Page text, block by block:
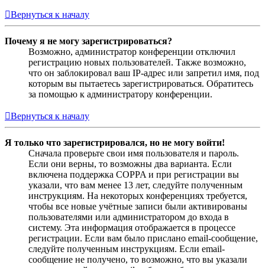
Вернуться к началу
Почему я не могу зарегистрироваться?
Возможно, администратор конференции отключил
регистрацию новых пользователей. Также возможно,
что он заблокировал ваш IP-адрес или запретил имя, под
которым вы пытаетесь зарегистрироваться. Обратитесь
за помощью к администратору конференции.
Вернуться к началу
Я только что зарегистрировался, но не могу войти!
Сначала проверьте свои имя пользователя и пароль.
Если они верны, то возможны два варианта. Если
включена поддержка COPPA и при регистрации вы
указали, что вам менее 13 лет, следуйте полученным
инструкциям. На некоторых конференциях требуется,
чтобы все новые учётные записи были активированы
пользователями или администратором до входа в
систему. Эта информация отображается в процессе
регистрации. Если вам было прислано email-сообщение,
следуйте полученным инструкциям. Если email-
сообщение не получено, то возможно, что вы указали